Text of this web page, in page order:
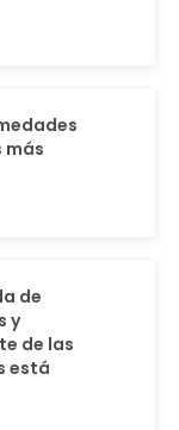
de
y
de las
está